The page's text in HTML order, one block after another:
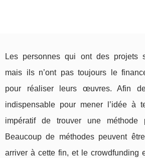
Les personnes qui ont des projets
mais ils n’ont pas toujours le
pour réaliser leurs œuvres. Afin de
indispensable pour mener l’idée à
impératif de trouver une méthode
Beaucoup de méthodes peuvent
arriver à cette fin, et le crowdfunding